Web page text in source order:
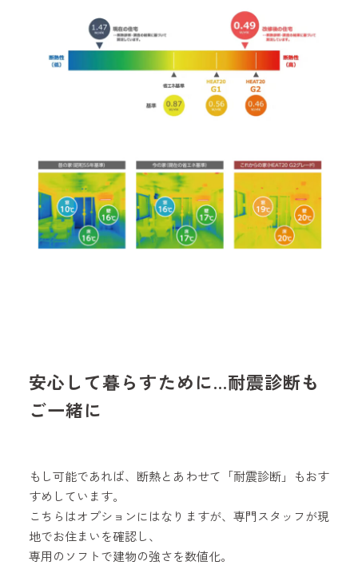
安心して暮らすために…耐震診断も
ご一緒に
もし可能であれば、断熱とあわせて「耐震診断」もおす
すめしています。
こちらはオプションにはなりますが、専門スタッフが現
地でお住まいを確認し、
専用のソフトで建物の強さを数値化。